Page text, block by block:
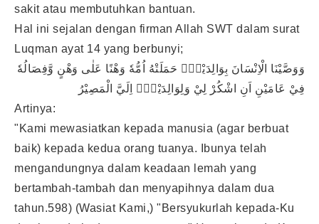
sakit atau membutuhkan bantuan.
Hal ini sejalan dengan firman Allah SWT dalam surat
Luqman ayat 14 yang berbunyi;
وَوَصَّيْنَا الْاِنْسَانَ بِوَالِدَيْهِۚ حَمَلَتْهُ اُمُّهٗ وَهْنًا عَلٰى وَهْنٍ وَّفِصَالُهٗ
فِيْ عَامَيْنِ اَنِ اشْكُرْ لِيْ وَلِوَالِدَيْكَۗ اِلَيَّ الْمَصِيْرُ
Artinya:
"Kami mewasiatkan kepada manusia (agar berbuat
baik) kepada kedua orang tuanya. Ibunya telah
mengandungnya dalam keadaan lemah yang
bertambah-tambah dan menyapihnya dalam dua
tahun.598) (Wasiat Kami,) "Bersyukurlah kepada-Ku